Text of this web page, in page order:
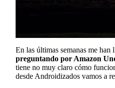
En las últimas semanas me han
preguntando por Amazon
tiene no muy claro cómo
desde Androidizados vamos a